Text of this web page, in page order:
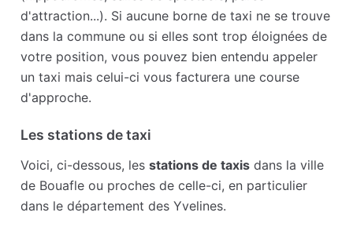
d'attraction...). Si aucune borne de taxi ne se trouve
dans la commune ou si elles sont trop éloignées de
votre position, vous pouvez bien entendu appeler
un taxi mais celui-ci vous facturera une course
d'approche.
Les stations de taxi
Voici, ci-dessous, lesstations de taxis dans la ville
de Bouafle ou proches de celle-ci, en particulier
dans le département des Yvelines.